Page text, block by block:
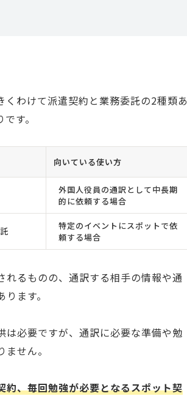
わけて派遣契約と業務委託の2種類あ
す。
向いている使い方
外国人役員の通訳として中長期
的に依頼する場合
特定のイベントにスポットで依
頼する場合
るものの、通訳する相手の情報や通
ます。
必要ですが、通訳に必要な準備や勉
せん。
、毎回勉強が必要となるスポット契